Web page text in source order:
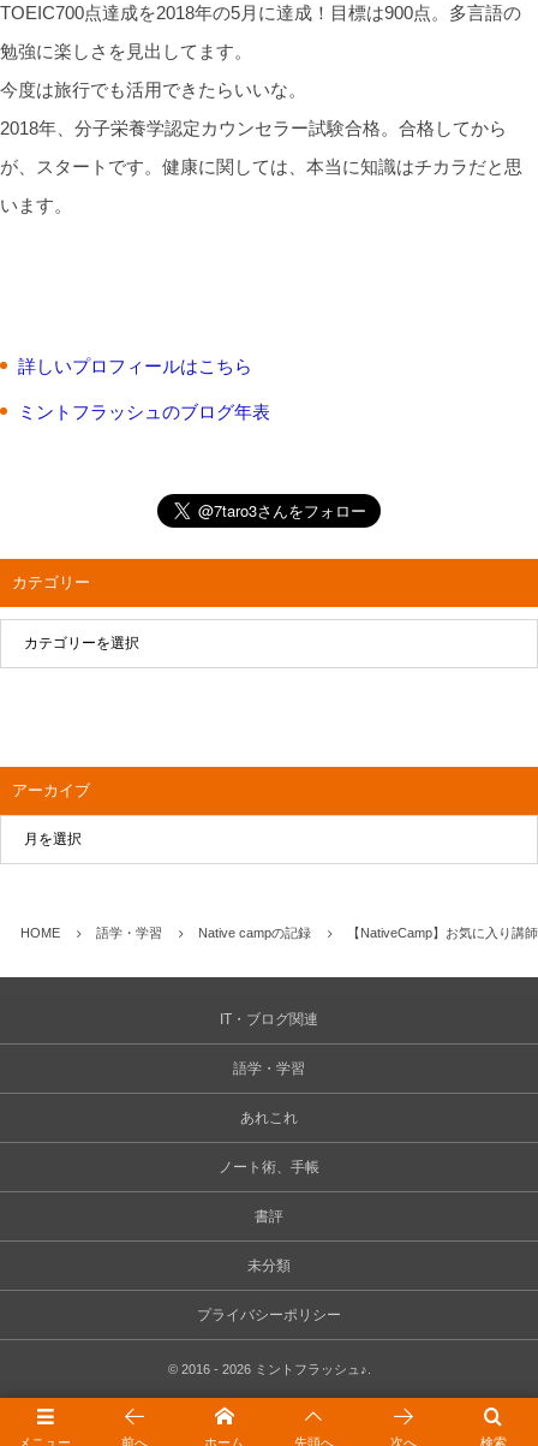
TOEIC700点達成を2018年の5月に達成！目標は900点。多言語の
勉強に楽しさを見出してます。
今度は旅行でも活用できたらいいな。
2018年、分子栄養学認定カウンセラー試験合格。合格してから
が、スタートです。健康に関しては、本当に知識はチカラだと思
います。
詳しいプロフィールはこちら
ミントフラッシュのブログ年表
カテゴリー
アーカイブ
HOME 語学・学習 Native campの記録 【NativeCamp】お気に入り講
IT・ブログ関連
語学・学習
あれこれ
ノート術、手帳
書評
未分類
プライバシーポリシー
© 2016 - 2026 ミントフラッシュ♪
メニュー 検索
前へ ホーム 先頭へ 次へ